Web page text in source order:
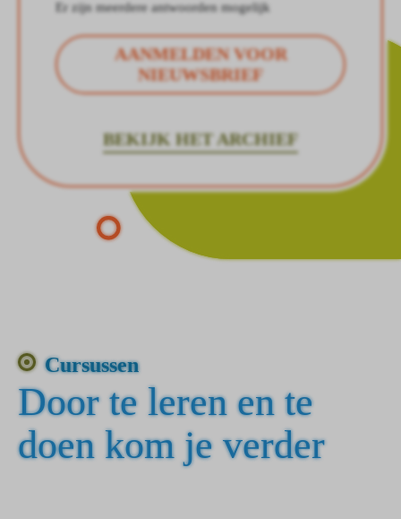
Er zijn meerdere antwoorden mogelijk
AANMELDEN VOOR
NIEUWSBRIEF
BEKIJK HET ARCHIEF
Cursussen
Door te leren en te
doen kom je verder